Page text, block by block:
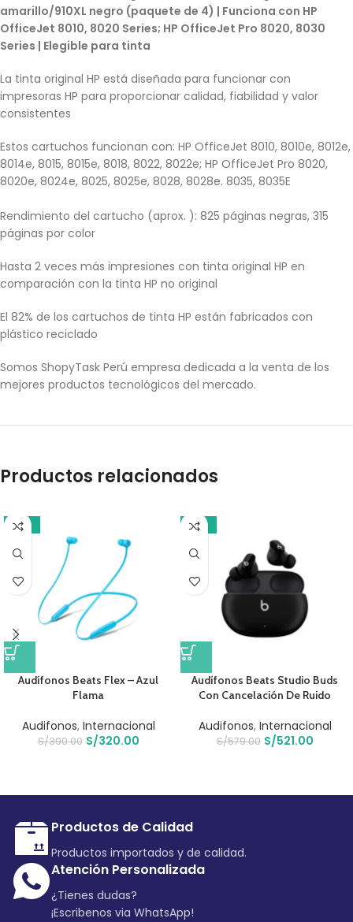
amarillo/910XL negro (paquete de 4) | Funciona con HP
OfficeJet 8010, 8020 Series; HP OfficeJet Pro 8020, 8030
Series | Elegible para tinta
La tinta original HP está diseñada para funcionar con
impresoras HP para proporcionar calidad, fiabilidad y valor
consistentes
Estos cartuchos funcionan con: HP OfficeJet 8010, 8010e, 8012e,
8014e, 8015, 8015e, 8018, 8022, 8022e; HP OfficeJet Pro 8020,
8020e, 8024e, 8025, 8025e, 8028, 8028e. 8035, 8035E
Rendimiento del cartucho (aprox. ): 825 páginas negras, 315
páginas por color
Hasta 2 veces más impresiones con tinta original HP en
comparación con la tinta HP no original
El 82% de los cartuchos de tinta HP están fabricados con
plástico reciclado
Somos ShopyTask Perú empresa dedicada a la venta de los
mejores productos tecnológicos del mercado.
Productos relacionados
-18%
Audífonos Beats Flex – Azul
Flama
Audifonos, Internacional
S/390.00 S/320.00
-10%
Audífonos Beats Studio Buds
Con Cancelación De Ruido
Audifonos, Internacional
S/579.00 S/521.00
Productos de Calidad
Productos importados y de calidad.
Atención Personalizada
¿Tienes dudas?
¡Escribenos via WhatsApp!